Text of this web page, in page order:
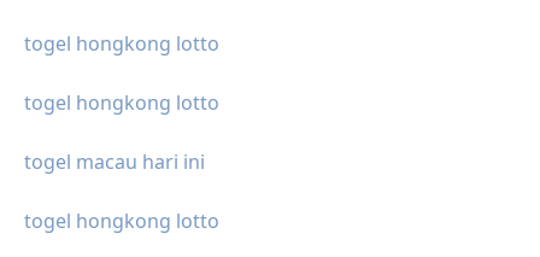
togel hongkong lotto
togel hongkong lotto
togel macau hari ini
togel hongkong lotto